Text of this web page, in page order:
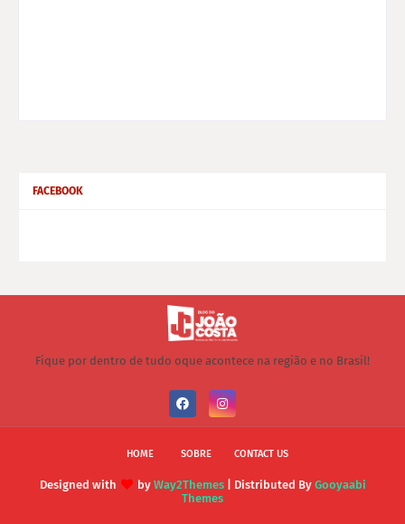
FACEBOOK
Fique por dentro de tudo oque acontece na região e no Brasil!
HOME SOBRE CONTACT US
Designed with by Way2Themes| Distributed By Gooyaabi
Themes